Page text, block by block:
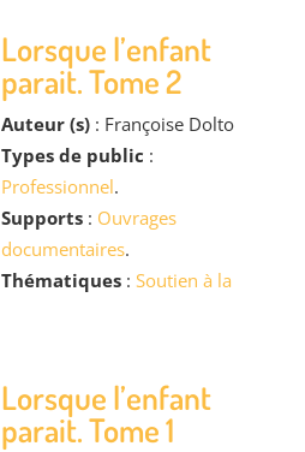
Lorsque l’enfant
parait. Tome 2
Auteur (s): Françoise Dolto
Types de public :
Professionnel.
Supports: Ouvrages
documentaires.
Thématiques: Soutien à la
Lorsque l’enfant
parait. Tome 1